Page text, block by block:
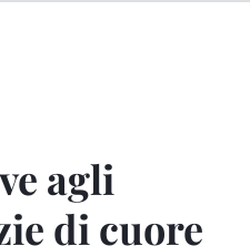
agli
di cuore